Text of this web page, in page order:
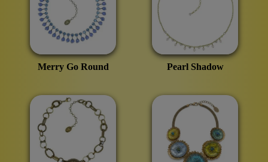
Merry Go Round Pearl Shadow